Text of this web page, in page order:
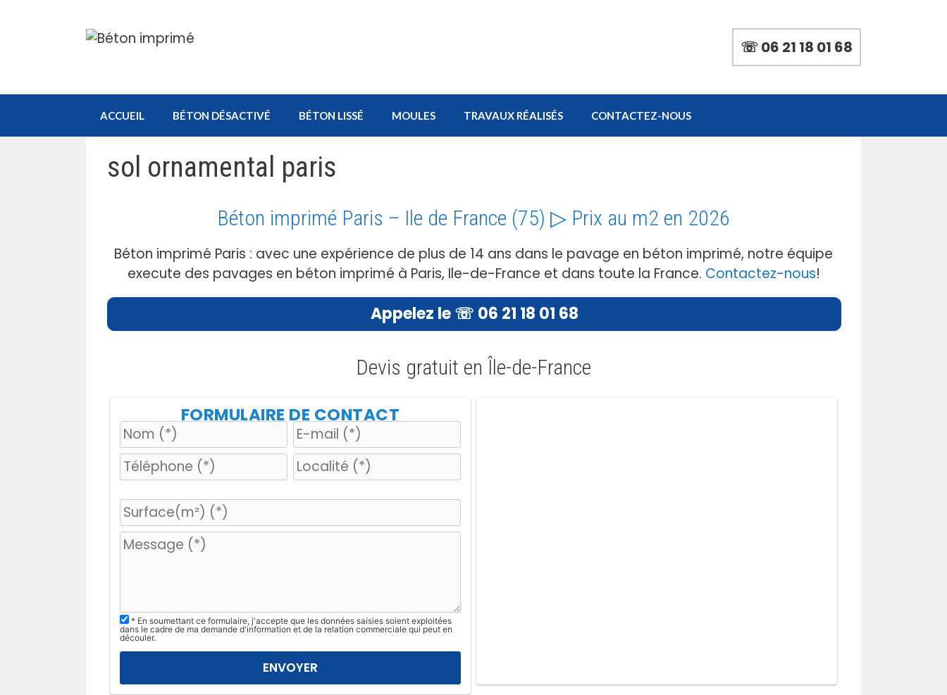
☏ 06 21 18 01 68
ACCUEIL BÉTON DÉSACTIVÉ BÉTON LISSÉ MOULES TRAVAUX RÉALISÉS CONTACTEZ-NOUS
sol ornamental paris
Béton imprimé Paris – Ile de France (75) ▷ Prix au m2 en 2026
Béton imprimé Paris : avec une expérience de plus de 14 ans dans le pavage en béton imprimé, notre équipe
execute des pavages en béton imprimé à Paris, Ile-de-France et dans toute la France. Contactez-nous!
Appelez le ☏ 06 21 18 01 68
Devis gratuit en Île-de-France
FORMULAIRE DE CONTACT
e
u
z
l
a
s
* En soumettant ce formulaire, j'accepte que les données saisies soient exploitées
dans le cadre de ma demande d'information et de la relation commerciale qui peut en
découler.